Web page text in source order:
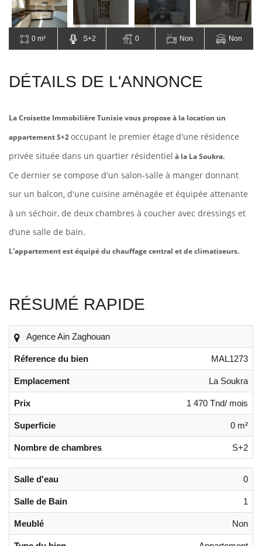
0 m² S+2 0 Non Non
DÉTAILS DE L'ANNONCE
La Croisette Immobilière Tunisie vous propose à la location un
appartement S+2occupant le premier étage d'une résidence
privée située dans un quartier résidentiel à la La Soukra.
Ce dernier se compose d'un salon-salle à manger donnant
sur un balcon, d'une cuisine aménagée et équipée attenante
à un séchoir, de deux chambres à coucher avec dressings et
d’une salle de bain.
L'appartement est équipé du chauffage central et de climatiseurs.
RÉSUMÉ RAPIDE
Agence Ain Zaghouan
Réference du bien MAL1273
Emplacement La Soukra
Prix 1 470 Tnd/ mois
Superficie 0 m²
Nombre de chambres S+2
Salle d'eau 0
Salle de Bain 1
Meublé Non